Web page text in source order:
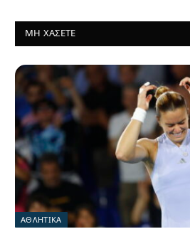
ΜΗ ΧΆΣΕΤΕ
ΑΘΛΗΤΙΚΑ